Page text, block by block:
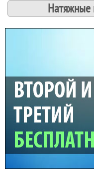
Натяжные